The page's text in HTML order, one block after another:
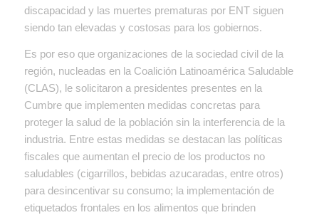
discapacidad y las muertes prematuras por ENT siguen
siendo tan elevadas y costosas para los gobiernos.
Es por eso que organizaciones de la sociedad civil de la
región, nucleadas en la Coalición Latinoamérica Saludable
(CLAS), le solicitaron a presidentes presentes en la
Cumbre que implementen medidas concretas para
proteger la salud de la población sin la interferencia de la
industria. Entre estas medidas se destacan las políticas
fiscales que aumentan el precio de los productos no
saludables (cigarrillos, bebidas azucaradas, entre otros)
para desincentivar su consumo; la implementación de
etiquetados frontales en los alimentos que brinden